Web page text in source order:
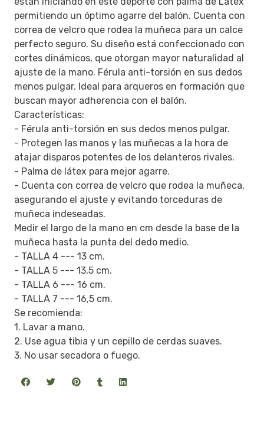
permitiendo un óptimo agarre del balón. Cuenta con
correa de velcro que rodea la muñeca para un calce
perfecto seguro. Su diseño está confeccionado con
cortes dinámicos, que otorgan mayor naturalidad al
ajuste de la mano. Férula anti-torsión en sus dedos
menos pulgar. Ideal para arqueros en formación que
buscan mayor adherencia con el balón.
Características:
- Férula anti-torsión en sus dedos menos pulgar.
- Protegen las manos y las muñecas a la hora de
atajar disparos potentes de los delanteros rivales.
- Palma de látex para mejor agarre.
- Cuenta con correa de velcro que rodea la muñeca,
asegurando el ajuste y evitando torceduras de
muñeca indeseadas.
Medir el largo de la mano en cm desde la base de la
muñeca hasta la punta del dedo medio.
- TALLA 4 --- 13 cm.
- TALLA 5 --- 13,5 cm.
- TALLA 6 --- 16 cm.
- TALLA 7 --- 16,5 cm.
Se recomienda:
1. Lavar a mano.
2. Use agua tibia y un cepillo de cerdas suaves.
3. No usar secadora o fuego.